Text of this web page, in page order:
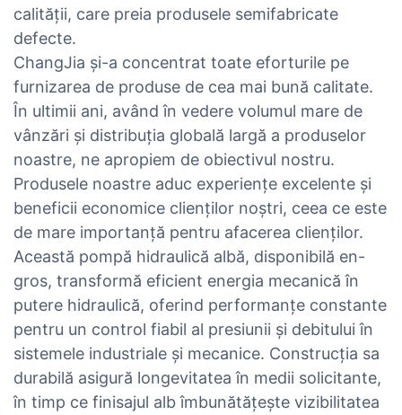
calității, care preia produsele semifabricate
defecte.
ChangJia și-a concentrat toate eforturile pe
furnizarea de produse de cea mai bună calitate.
În ultimii ani, având în vedere volumul mare de
vânzări și distribuția globală largă a produselor
noastre, ne apropiem de obiectivul nostru.
Produsele noastre aduc experiențe excelente și
beneficii economice clienților noștri, ceea ce este
de mare importanță pentru afacerea clienților.
Această pompă hidraulică albă, disponibilă en-
gros, transformă eficient energia mecanică în
putere hidraulică, oferind performanțe constante
pentru un control fiabil al presiunii și debitului în
sistemele industriale și mecanice. Construcția sa
durabilă asigură longevitatea în medii solicitante,
în timp ce finisajul alb îmbunătățește vizibilitatea